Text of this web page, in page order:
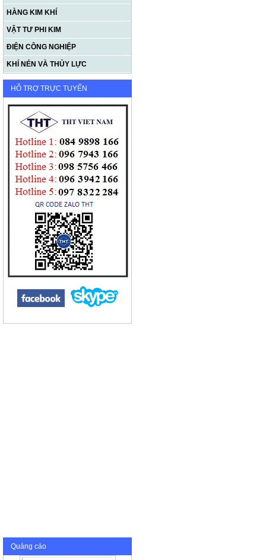
HÀNG KIM KHÍ
VẬT TƯ PHI KIM
ĐIỆN CÔNG NGHIỆP
KHÍ NÉN VÀ THỦY LỰC
HỖ TRỢ TRỰC TUYẾN
Quảng cáo